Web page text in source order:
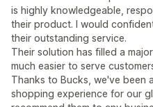
is highly knowledgeable,
their product. I would
their outstanding service.
Their solution has filled a
much easier to serve
Thanks to Bucks, we've been
shopping experience for our